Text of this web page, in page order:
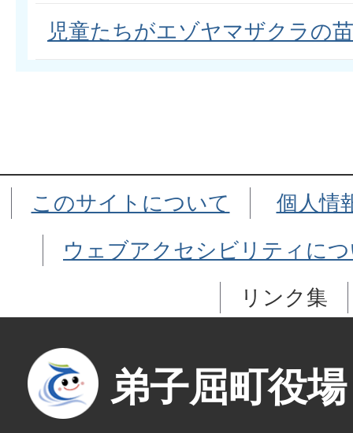
児童たちがエゾヤマザクラの
このサイトについて
個人情
ウェブアクセシビリティに
リンク集
弟子屈町役場